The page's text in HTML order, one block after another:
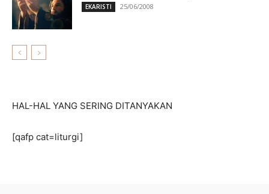
EKARISTI 25/06/2008
HAL-HAL YANG SERING DITANYAKAN
[qafp cat=liturgi]